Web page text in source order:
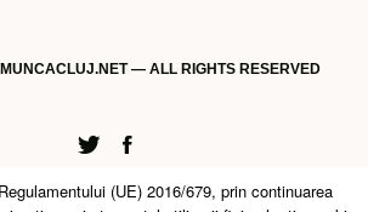
— ALL RIGHTS RESERVED
(UE) 2016/679, prin continuarea